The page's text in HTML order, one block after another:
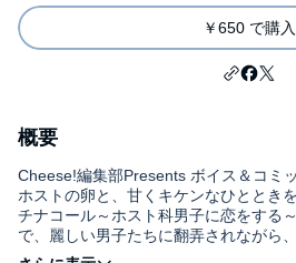
￥650 で購入
概要
Cheese!編集部Presents ボイス＆コミ
ホストの卵と、甘くキケンなひととき
チナコール～ホスト科男子に恋をする
で、麗しい男子たちに翻弄されながら
な夜を過ごせちゃうシチュエーション